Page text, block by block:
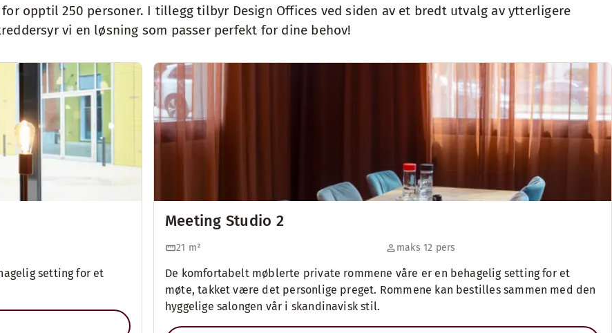
opptil 250 personer. I tillegg tilbyr Design Offices ved siden av et bredt utvalg av ytterligere
vi en løsning som passer perfekt for dine behov!
setting for et
Meeting Studio 2
21 m² maks 12 pers
De komfortabelt møblerte private rommene våre er en behagelig setting for et
møte, takket være det personlige preget. Rommene kan bestilles sammen med den
hyggelige salongen vår i skandinavisk stil.